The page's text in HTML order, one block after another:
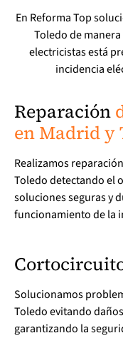
En Reforma Top
Toledo de
electricistas está
incidencia
Reparación
en Madrid y
Realizamos
Toledo detectando el
soluciones seguras y
funcionamiento de la
Solucionamos
Toledo evitando
garantizando la